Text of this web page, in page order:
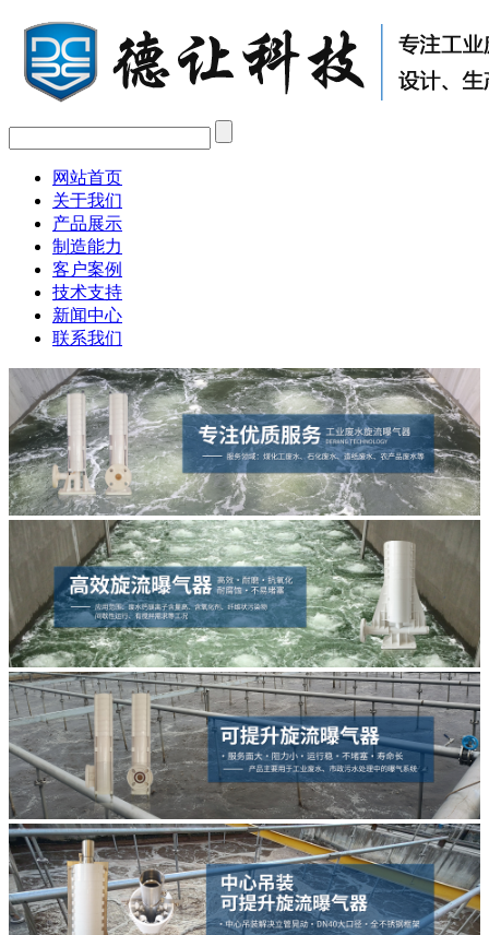
网站首页
关于我们
产品展示
制造能力
客户案例
技术支持
新闻中心
联系我们